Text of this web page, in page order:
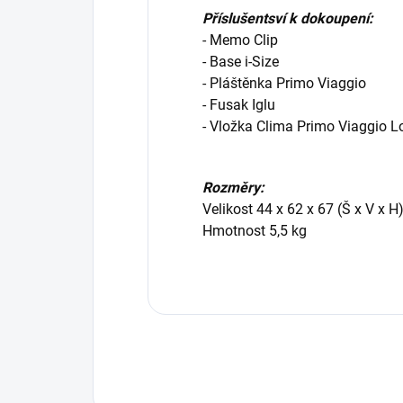
Příslušentsví k dokoupení:
- Memo Clip
- Base i-Size
- Pláštěnka Primo Viaggio
- Fusak Iglu
- Vložka Clima Primo Viaggio
Rozměry:
Velikost 44 x 62 x 67 (Š x V x H)
Hmotnost 5,5 kg